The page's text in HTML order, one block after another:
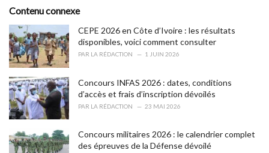
o
r
i
e
s
:
:Contenu connexe
CEPE 2026 en Côte d’Ivoire : les résultats
disponibles, voici comment consulter
PAR LA RÉDACTION 1 JUIN 2026
Concours INFAS 2026 : dates, conditions
d’accès et frais d’inscription dévoilés
PAR LA RÉDACTION 23 MAI 2026
Concours militaires 2026 : le calendrier complet
des épreuves de la Défense dévoilé